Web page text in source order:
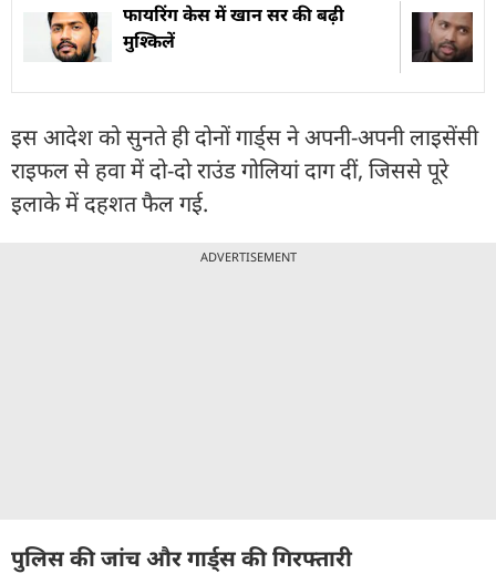
फायरिंग केस में खान सर की बढ़ी
मुश्किलें
इस आदेश को सुनते ही दोनों गार्ड्स ने अपनी-अपनी लाइसेंसी
राइफल से हवा में दो-दो राउंड गोलियां दाग दीं, जिससे पूरे
इलाके में दहशत फैल गई.
ADVERTISEMENT
पुलिस की जांच और गार्ड्स की गिरफ्तारी